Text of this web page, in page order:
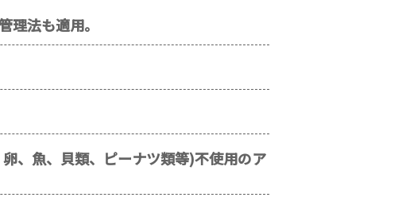
理法も適用。
、魚、貝類、ピーナツ類等)不使用のア